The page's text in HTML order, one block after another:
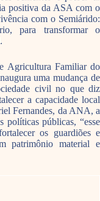
positiva da ASA com o
com o Semiárido:
para transformar o
Agricultura Familiar do
uma mudança de
civil no que diz
a capacidade local
Fernandes, da ANA, a
políticas públicas, “esse
os guardiões e
patrimônio material e